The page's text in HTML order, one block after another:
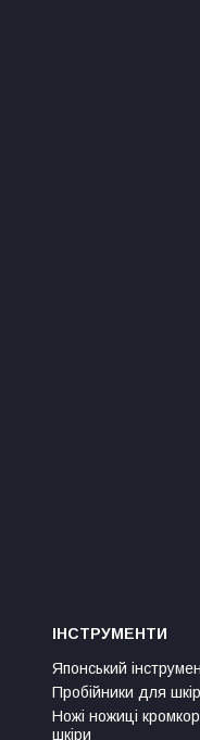
ІНСТРУМЕНТИ
Японський
Пробійники для
Ножі ножиці
шкіри